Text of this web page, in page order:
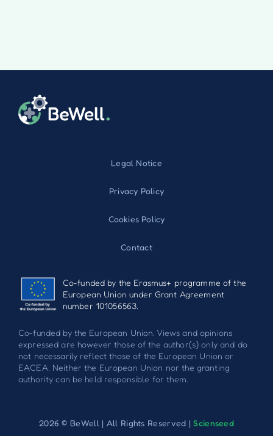
Legal Notice
Privacy Policy
Cookies Policy
Contact
Co-funded by the Erasmus+ programme of the
European Union under Grant Agreement
number 101056563.
Co-funded by the European Union. Views and opinions
expressed are however those of the author(s) only and do
not necessarily reflect those of the European Union or
EACEA. Neither the European Union nor the granting
authority can be held responsible for them.
2026 © BeWell | All Rights Reserved |Scienseed